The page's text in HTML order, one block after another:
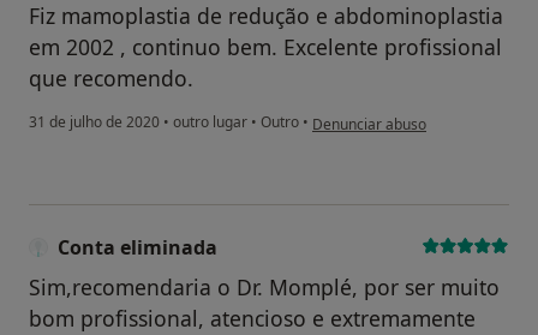
Fiz mamoplastia de redução e abdominoplastia
em 2002 , continuo bem. Excelente profissional
que recomendo.
31 de julho de 2020 • outro lugar • Outro • na opinião do utilizador Natália V
Denunciar abuso
Conta eliminada
Sim,recomendaria o Dr. Momplé, por ser muito
bom profissional, atencioso e extremamente